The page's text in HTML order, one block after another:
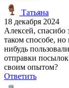
Татьяна
18 декабря 2024
Алексей,
таком способе,
нибудь
отправки
своим опытом?
Ответить